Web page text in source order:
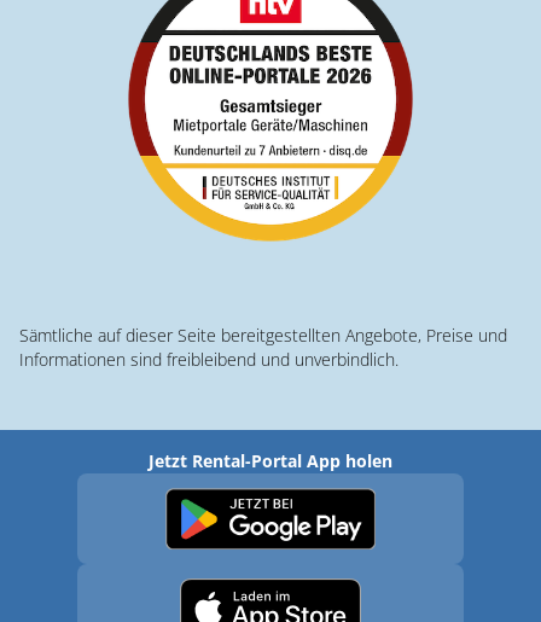
Sämtliche auf dieser Seite bereitgestellten Angebote, Preise und
Informationen sind freibleibend und unverbindlich.
Jetzt Rental-Portal App holen